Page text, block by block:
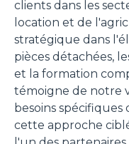
clients dans les
location et de
stratégique dans
pièces détachées,
et la formation
témoigne de notre
besoins spécifiques
cette approche